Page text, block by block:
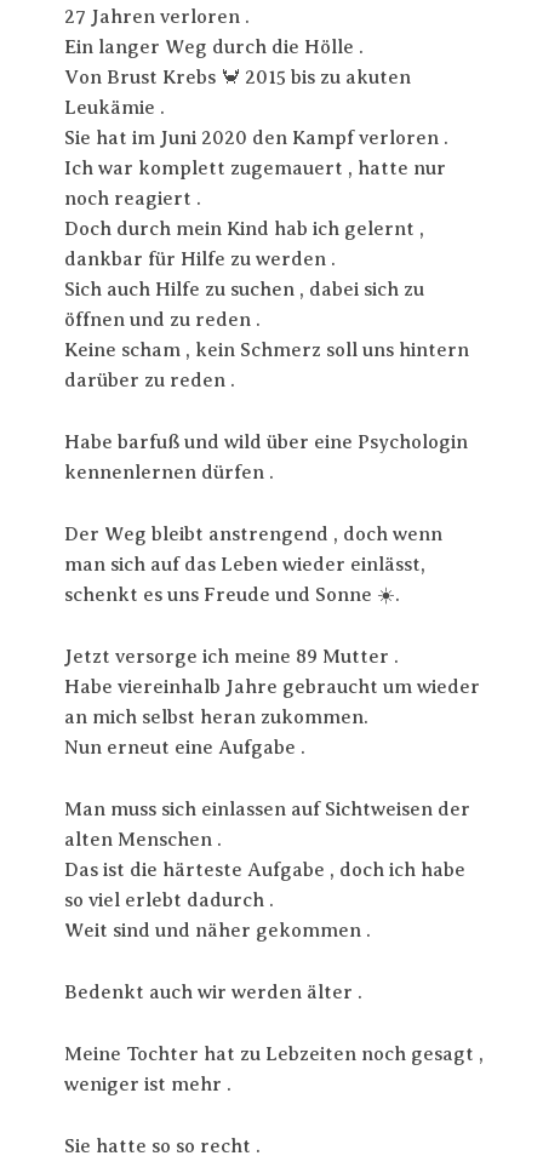
27 Jahren verloren .
Ein langer Weg durch die Hölle .
Von Brust Krebs 🦀 2015 bis zu akuten
Leukämie .
Sie hat im Juni 2020 den Kampf verloren .
Ich war komplett zugemauert , hatte nur
noch reagiert .
Doch durch mein Kind hab ich gelernt ,
dankbar für Hilfe zu werden .
Sich auch Hilfe zu suchen , dabei sich zu
öffnen und zu reden .
Keine scham , kein Schmerz soll uns hintern
darüber zu reden .
Habe barfuß und wild über eine Psychologin
kennenlernen dürfen .
Der Weg bleibt anstrengend , doch wenn
man sich auf das Leben wieder einlässt,
schenkt es uns Freude und Sonne ☀️.
Jetzt versorge ich meine 89 Mutter .
Habe viereinhalb Jahre gebraucht um wieder
an mich selbst heran zukommen.
Nun erneut eine Aufgabe .
Man muss sich einlassen auf Sichtweisen der
alten Menschen .
Das ist die härteste Aufgabe , doch ich habe
so viel erlebt dadurch .
Weit sind und näher gekommen .
Bedenkt auch wir werden älter .
Meine Tochter hat zu Lebzeiten noch gesagt ,
weniger ist mehr .
Sie hatte so so recht .